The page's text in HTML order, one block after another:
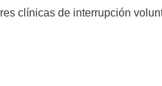
clínicas de interrupción